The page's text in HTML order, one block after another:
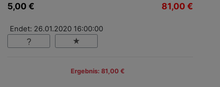
5,00 € 81,00 €
Endet: 26.01.2020 16:00:00
Ergebnis: 81,00 €